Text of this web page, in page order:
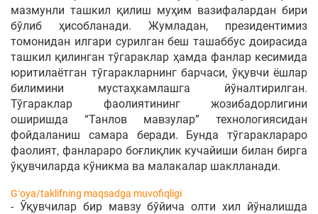
мазмунли ташкил қилиш муҳим вазифалардан бири
бўлиб ҳисобланади. Жумладан, президентимиз
томонидан илгари сурилган беш ташаббус доирасида
ташкил қилинган тўгараклар ҳамда фанлар кесимида
юритилаётган тўгаракларнинг барчаси, ўқувчи ёшлар
билимини мустаҳкамлашга йўналтирилган.
Тўгараклар фаолиятининг жозибадорлигини
оширишда “Танлов мавзулар” технологиясидан
фойдаланиш самара беради. Бунда тўгараклараро
фаолият, фанлараро боғлиқлик кучайиши билан бирга
ўқувчиларда кўникма ва малакалар шаклланади.
Gʻoya/taklifning maqsadga muvofiqligi
- Ўқувчилар бир мавзу бўйича олти хил йўналишда